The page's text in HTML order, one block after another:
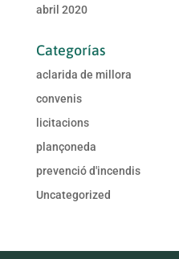
abril 2020
Categorías
aclarida de millora
convenis
licitacions
plançoneda
prevenció d'incendis
Uncategorized